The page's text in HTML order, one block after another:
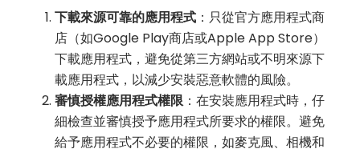
下載來源可靠的應用程式 ：只從官方應用程式商
店（如Google Play商店或Apple App Store）
下載應用程式，避免從第三方網站或不明來源下
載應用程式，以減少安裝惡意軟體的風險。
審慎授權應用程式權限：在安裝應用程式時，仔
細檢查並審慎授予應用程式所要求的權限。避免
給予應用程式不必要的權限，如麥克風、相機和